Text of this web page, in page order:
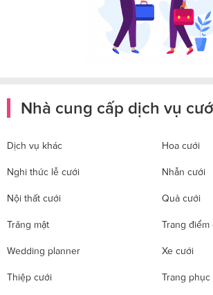
Nhà cung cấp dịch vụ
Dịch vụ khác Hoa cưới
Nghi thức lễ cưới Nhẫn cưới
Nội thất cưới Quà cưới
Trăng mật Trang điểm
Wedding planner Xe cưới
Thiệp cưới Trang phục